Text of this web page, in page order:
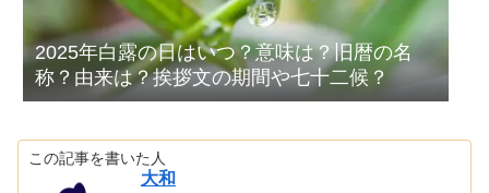
2025年白露の日はいつ？意味は？旧暦の名
称？由来は？挨拶文の期間や七十二候？
この記事を書いた人
大和